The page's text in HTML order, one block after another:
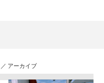
／ アーカイブ